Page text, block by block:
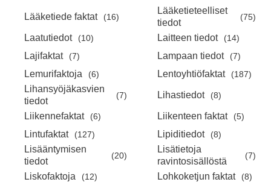
Lääketiede faktat (16)
Lääketieteelliset
tiedot
(75)
Laatutiedot (10) Laitteen tiedot (14)
Lajifaktat (7) Lampaan tiedot (7)
Lemurifaktoja (6) Lentoyhtiöfaktat (187)
Lihansyöjäkasvien
tiedot
(7) Lihastiedot (8)
Liikennefaktat (6) Liikenteen faktat (5)
Lintufaktat (127) Lipiditiedot (8)
Lisääntymisen
tiedot
(20)
Lisätietoja
ravintosisällöstä
(7)
Liskofaktoja (12) Lohkoketjun faktat (8)